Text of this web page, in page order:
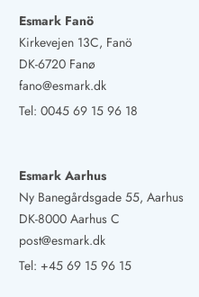
Esmark Fanö
Kirkevejen 13C, Fanö
DK-6720 Fanø
fano@esmark.dk
Tel: 0045 69 15 96 18
Esmark Aarhus
Ny Banegårdsgade 55, Aarhus
DK-8000 Aarhus C
post@esmark.dk
Tel: +45 69 15 96 15